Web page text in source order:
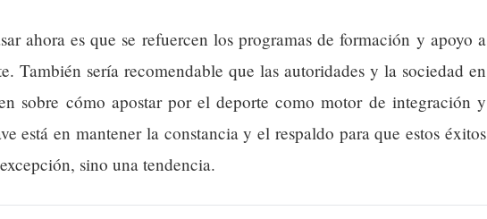
ahora es que se refuercen los programas de formación y apoyo a
También sería recomendable que las autoridades y la sociedad en
sobre cómo apostar por el deporte como motor de integración y
está en mantener la constancia y el respaldo para que estos éxitos
sino una tendencia.